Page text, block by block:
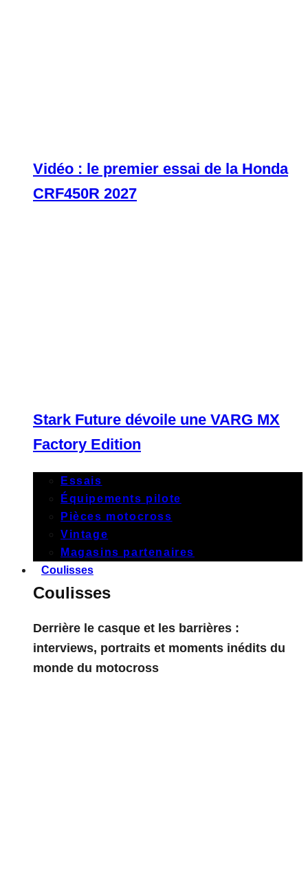
Vidéo : le premier essai de la Honda
CRF450R 2027
Stark Future dévoile une VARG MX
Factory Edition
Essais
Équipements pilote
Pièces motocross
Vintage
Magasins partenaires
Coulisses
Coulisses
Derrière le casque et les barrières :
interviews, portraits et moments inédits du
monde du motocross